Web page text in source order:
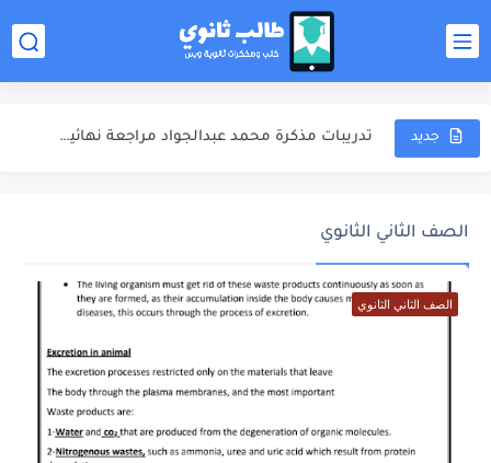
جديد تدريبات مذكرة محمد عبدالجواد مراجعة نهائية كيمياء للصف الثالث الثانوي...
كتاب مندليف كيمياء مراجعة نهائية للصف الثالث الثانوي 2025
كتاب الوافي كيمياء مراجعة نهائية للصف الثالث الثانوي 2025
ملخص المنهج محمود مجدي مراجعة نهائية فيزياء للصف الثالث الثانوي...
الصف الثاني الثانوي
الصف الثاني الثانوي